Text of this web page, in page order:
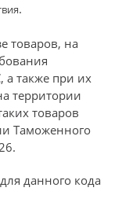
.
товаров, на
а также при их
территории
товаров
Таможенного
данного кода